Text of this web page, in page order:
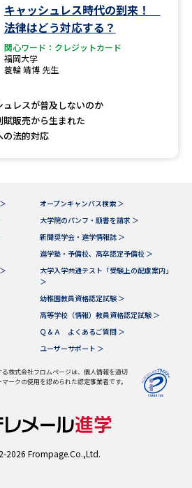
定
究
徴を調べる
奨学金・特待生制度特集
進路の３択
新学年スタート号特集ページ
を調べる
実施プログラムから探す
夢ナビライブ
キャッシュレス時代の到来！
法律はどう対応する？
関心ワード：クレジットカード
福岡大学
蓑輪 靖博 先生
レスが普及しないのか
販売から生まれた
の法的対応
オープンキャンパス検索 ＞
大学院のパンフ・願書を請求 ＞
新聞奨学会・進学情報誌 ＞
進学塾・予備校、高卒認定予備校 ＞
大学入学共通テスト「受験上の配慮案内」
＞
幼稚園教員資格認定試験 ＞
高等学校（情報）教員資格認定試験 ＞
Ｑ＆Ａ よくあるご質問 ＞
ユーザーサポート ＞
株式会社フロムページは、個人情報を適切
ークの使用を認められた認定事業者です。
2026 Frompage.Co.,Ltd.